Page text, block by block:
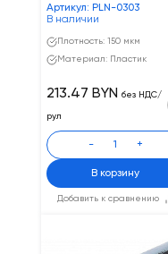
Артикул: PLN-0303
В наличии
Плотность: 150 мкм
Материал: Пластик
Добавить к сравнению
213.47 BYN без НДС/
рул
- +
В корзину